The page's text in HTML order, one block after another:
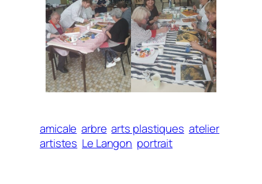
amicale arbre arts plastiques atelier
artistes Le Langon portrait